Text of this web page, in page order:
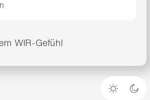
WIR-Gefühl
Heller